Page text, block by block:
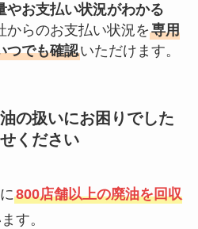
やお支払い状況がわかる
からのお支払い状況を専用
つでも確認いただけます。
の扱いにお困りでした
ください
800店舗以上の廃油を回収
す。